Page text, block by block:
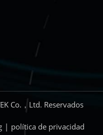
Co.，Ltd. Reservados
| política de privacidad